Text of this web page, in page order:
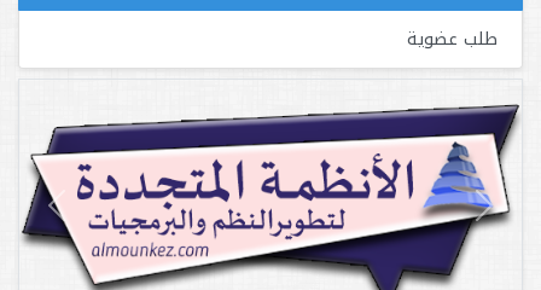
طلب عضوية
Previous
Next